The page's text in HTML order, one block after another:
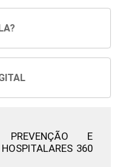
PREVENÇÃO E
360